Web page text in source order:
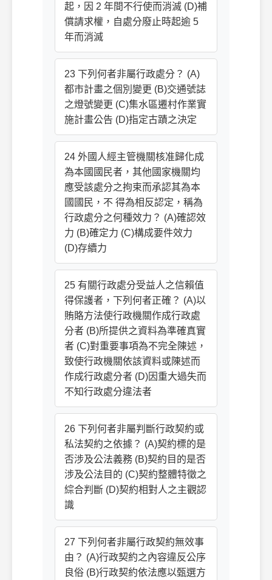
起，因 2 年間不行使而消滅 (D)補
償請求權，自處分廢止時起逾 5
年而消滅
23 下列何者非屬行政處分？ (A)
都市計畫之個別變更 (B)交通號誌
之燈號變更 (C)集水區遷村作業實
施計畫公告 (D)指定古蹟之決定
24 外國人經主管機關核准歸化成
為本國國民者，其他國家機關均
應受該處分之拘束而承認其為本
國國民，不 得為相反認定，稱為
行政處分之何種效力？ (A)確認效
力 (B)確定力 (C)構成要件效力
(D)存續力
25 有關行政處分受益人之信賴值
得保護者，下列何者正確？ (A)以
賄賂方法使行政機關作成行政處
分者 (B)所提供之資料為準確真實
者 (C)對重要事項為不完全陳述，
致使行政機關依該資料或陳述而
作成行政處分者 (D)因重大過失而
不知行政處分違法者
26 下列何者非屬判斷行政契約或
私法契約之依據？ (A)契約標的是
否涉及公法義務 (B)契約目的是否
涉及公法目的 (C)契約整體特徵之
綜合判斷 (D)契約相對人之主觀認
識
27 下列何者非屬行政契約無效事
由？ (A)行政契約之內容違反公序
良俗 (B)行政契約依法應以甄選方